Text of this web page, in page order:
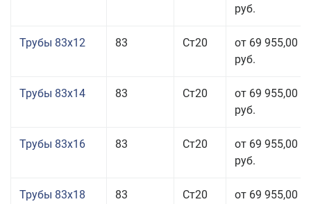
руб.
Трубы 83x12 83 Ст20
от 69 955,00
руб.
Трубы 83x14 83 Ст20
от 69 955,00
руб.
Трубы 83x16 83 Ст20
от 69 955,00
руб.
Трубы 83x18 83 Ст20
от 69 955,00